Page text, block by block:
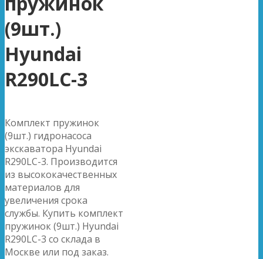
(9шт.)
Hyundai
R290LC-3
Комплект пружинок
(9шт.) гидронасоса
экскаватора Hyundai
R290LC-3. Производится
из высококачественных
материалов для
увеличения срока
службы. Купить комплект
пружинок (9шт.) Hyundai
R290LC-3 со склада в
Москве или под заказ.